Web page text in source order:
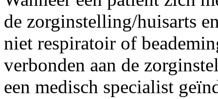
de zorginstelling/huisarts
niet respiratoir of
verbonden aan de
een medisch specialist